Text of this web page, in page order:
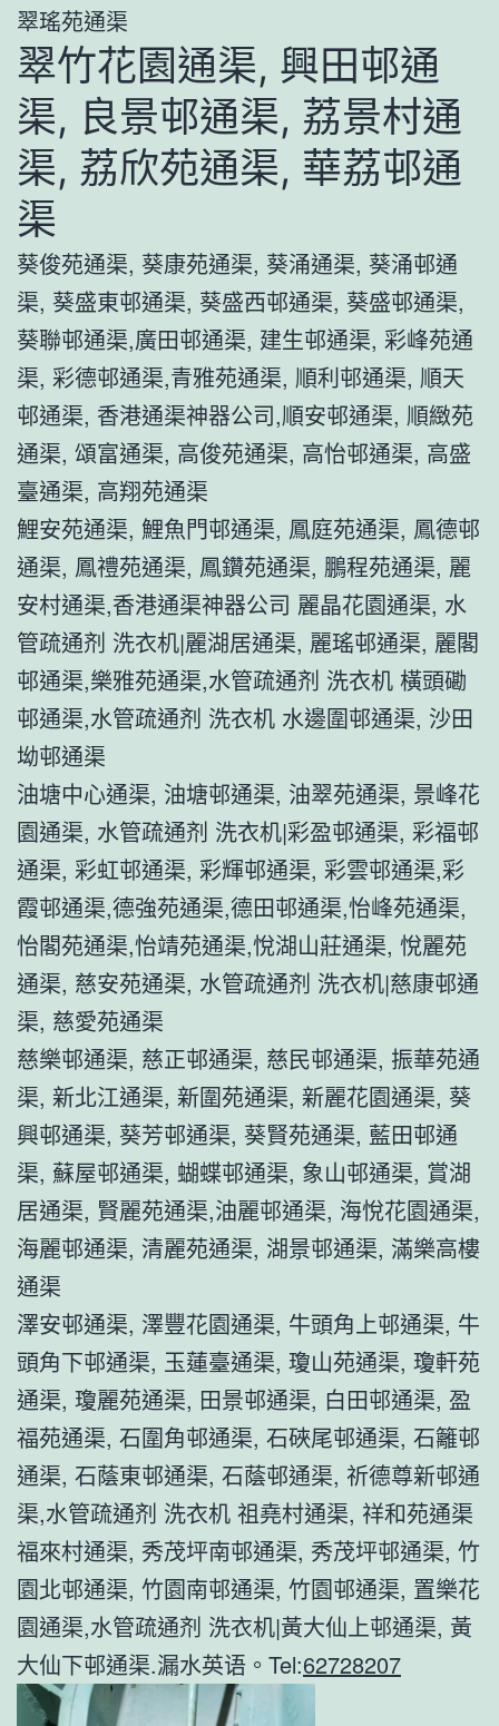
翠瑤苑通渠
翠竹花園通渠, 興田邨通
渠, 良景邨通渠, 荔景村通
渠, 荔欣苑通渠, 華荔邨通
渠
葵俊苑通渠, 葵康苑通渠, 葵涌通渠, 葵涌邨通
渠, 葵盛東邨通渠, 葵盛西邨通渠, 葵盛邨通渠,
葵聯邨通渠,廣田邨通渠, 建生邨通渠, 彩峰苑通
渠, 彩德邨通渠,青雅苑通渠, 順利邨通渠, 順天
邨通渠, 香港通渠神器公司,順安邨通渠, 順緻苑
通渠, 頌富通渠, 高俊苑通渠, 高怡邨通渠, 高盛
臺通渠, 高翔苑通渠
鯉安苑通渠, 鯉魚門邨通渠, 鳳庭苑通渠, 鳳德邨
通渠, 鳳禮苑通渠, 鳳鑽苑通渠, 鵬程苑通渠, 麗
安村通渠,香港通渠神器公司 麗晶花園通渠, 水
管疏通剂 洗衣机|麗湖居通渠, 麗瑤邨通渠, 麗閣
邨通渠,樂雅苑通渠,水管疏通剂 洗衣机 橫頭磡
邨通渠,水管疏通剂 洗衣机 水邊圍邨通渠, 沙田
坳邨通渠
油塘中心通渠, 油塘邨通渠, 油翠苑通渠, 景峰花
園通渠, 水管疏通剂 洗衣机|彩盈邨通渠, 彩福邨
通渠, 彩虹邨通渠, 彩輝邨通渠, 彩雲邨通渠,彩
霞邨通渠,德強苑通渠,德田邨通渠,怡峰苑通渠,
怡閣苑通渠,怡靖苑通渠,悅湖山莊通渠, 悅麗苑
通渠, 慈安苑通渠, 水管疏通剂 洗衣机|慈康邨通
渠, 慈愛苑通渠
慈樂邨通渠, 慈正邨通渠, 慈民邨通渠, 振華苑通
渠, 新北江通渠, 新圍苑通渠, 新麗花園通渠, 葵
興邨通渠, 葵芳邨通渠, 葵賢苑通渠, 藍田邨通
渠, 蘇屋邨通渠, 蝴蝶邨通渠, 象山邨通渠, 賞湖
居通渠, 賢麗苑通渠,油麗邨通渠, 海悅花園通渠,
海麗邨通渠, 清麗苑通渠, 湖景邨通渠, 滿樂高樓
通渠
澤安邨通渠, 澤豐花園通渠, 牛頭角上邨通渠, 牛
頭角下邨通渠, 玉蓮臺通渠, 瓊山苑通渠, 瓊軒苑
通渠, 瓊麗苑通渠, 田景邨通渠, 白田邨通渠, 盈
福苑通渠, 石圍角邨通渠, 石硤尾邨通渠, 石籬邨
通渠, 石蔭東邨通渠, 石蔭邨通渠, 祈德尊新邨通
渠,水管疏通剂 洗衣机 祖堯村通渠, 祥和苑通渠
福來村通渠, 秀茂坪南邨通渠, 秀茂坪邨通渠, 竹
園北邨通渠, 竹園南邨通渠, 竹園邨通渠, 置樂花
園通渠,水管疏通剂 洗衣机|黃大仙上邨通渠, 黃
大仙下邨通渠.漏水英语。Tel:62728207